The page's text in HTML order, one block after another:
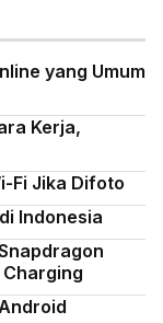
yang Umum
Kerja,
Fi Jika Difoto
Indonesia